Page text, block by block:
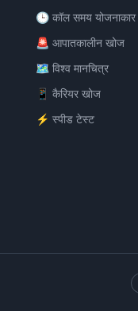
🕒 कॉल समय योजनाकार
🚨 आपातकालीन खोज
🗺️ विश्व मानचित्र
📱 कैरियर खोज
⚡ स्पीड टेस्ट